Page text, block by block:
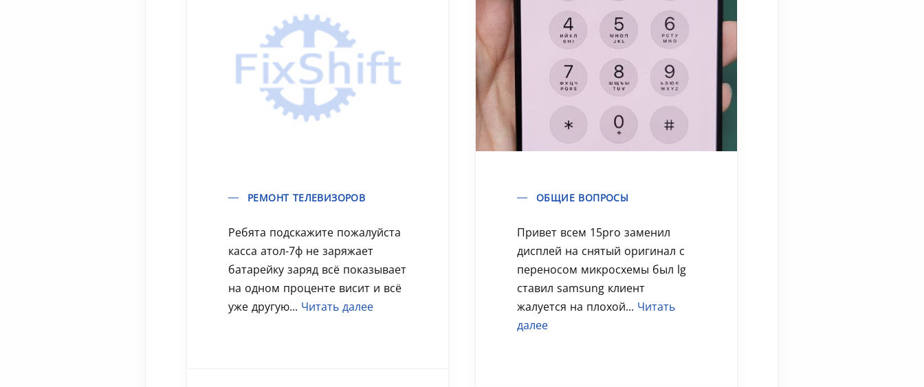
РЕМОНТ ТЕЛЕВИЗОРОВ
Ребята подскажите пожалуйста
касса атол-7ф не заряжает
батарейку заряд всё показывает
на одном проценте висит и всё
уже другую... Читать далее
ОБЩИЕ ВОПРОСЫ
Привет всем 15pro заменил
дисплей на снятый оригинал с
переносом микросхемы был lg
ставил samsung клиент
жалуется на плохой... Читать
далее